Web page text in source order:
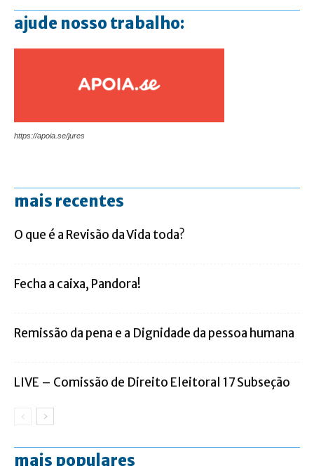
ajude nosso trabalho:
https://apoia.se/jures
mais recentes
O que é a Revisão da Vida toda?
Fecha a caixa, Pandora!
Remissão da pena e a Dignidade da pessoa humana
LIVE – Comissão de Direito Eleitoral 17 Subseção
mais populares